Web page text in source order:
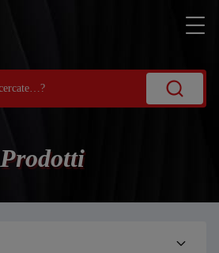
Prodotti